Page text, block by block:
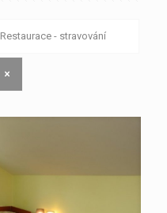
Restaurace - stravování